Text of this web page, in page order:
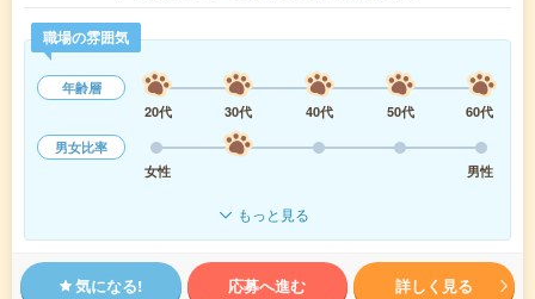
職場の雰囲気
年齢層
20代
30代 40代 50代
60代
男女比率
女性
男性
もっと見る
気になる! 応募へ進む 詳しく見る